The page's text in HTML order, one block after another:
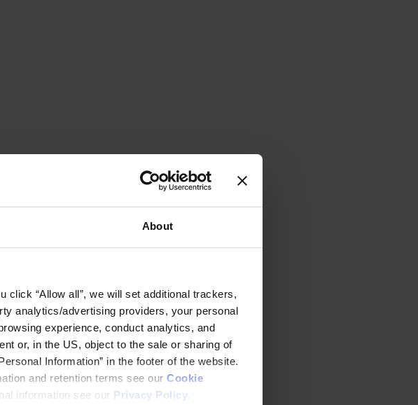
About
“Allow all”, we will set additional trackers,
analytics/advertising providers, your personal
experience, conduct analytics, and
or, in the US, object to the sale or sharing of
Information” in the footer of the website.
and retention terms see our Cookie
information see our Privacy Policy